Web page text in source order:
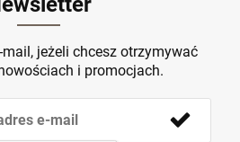
jeżeli chcesz otrzymywać
i promocjach.